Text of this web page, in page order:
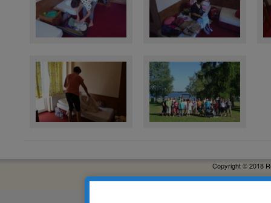
Copyright © 2018